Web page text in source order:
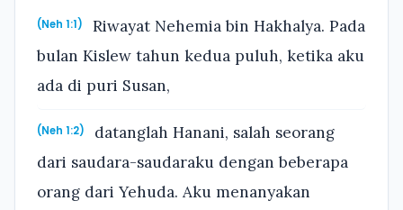
(Neh 1:1)
Riwayat Nehemia bin Hakhalya. Pada
bulan Kislew tahun kedua puluh, ketika aku
ada di puri Susan,
(Neh 1:2)
datanglah Hanani, salah seorang
dari saudara-saudaraku dengan beberapa
orang dari Yehuda. Aku menanyakan